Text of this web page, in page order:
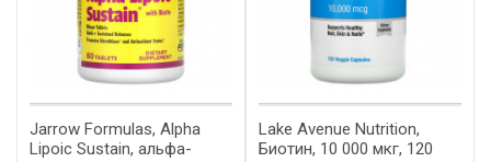
Jarrow Formulas, Alpha
Lipoic Sustain, альфа-
Lake Avenue Nutrition,
Биотин, 10 000 мкг, 120